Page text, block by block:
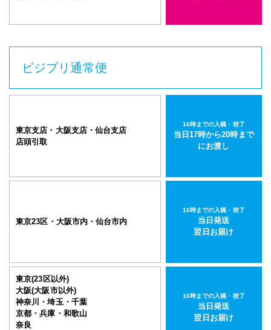
ビジプリ通常便
東京支店・大阪支店・仙台支店
店頭引取
16時までの入稿・校了
当日17時から20時まで
にお渡し
東京23区・大阪市内・仙台市内
16時までの入稿・校了
当日発送
翌日お届け
東京(23区以外)
大阪(大阪市以外)
神奈川・埼玉・千葉
京都・兵庫・和歌山
奈良
16時までの入稿・校了
当日発送
翌日お届け